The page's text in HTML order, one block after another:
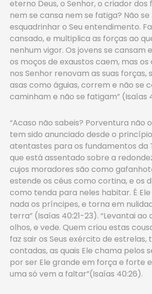
eterno Deus, o Senhor, o criador dos
nem se cansa nem se fatiga? Não
esquadrinhar o Seu entendimento.
cansado, e multiplica as forças ao
nenhum vigor. Os jovens se cansam
os moços de exaustos caem, mas
nos Senhor renovam as suas forças,
asas como águias, correm e não se
caminham e não se fatigam” (Isaías
“Acaso não sabeis? Porventura não
tem sido anunciado desde o
atentastes para os fundamentos da
que está assentado sobre a
cujos moradores são como
estende os céus como cortina, e os
como tenda para neles habitar. É
nada os príncipes, e torna em
terra” (Isaías 40:21-23). “Levantai ao
olhos, e vede. Quem criou estas
faz sair os Seus exército de estrelas,
contadas, as quais Ele chama pelos
por ser Ele grande em força e forte
uma só vem a faltar”(Isaías 40:26).